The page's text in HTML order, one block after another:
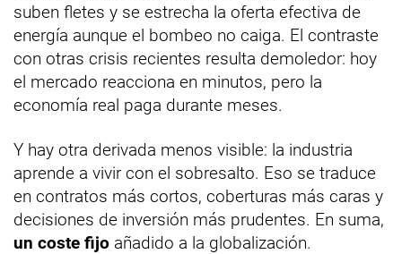
suben fletes y se estrecha la oferta efectiva de
energía aunque el bombeo no caiga. El contraste
con otras crisis recientes resulta demoledor: hoy
el mercado reacciona en minutos, pero la
economía real paga durante meses.
Y hay otra derivada menos visible: la industria
aprende a vivir con el sobresalto. Eso se traduce
en contratos más cortos, coberturas más caras y
decisiones de inversión más prudentes. En suma,
un coste fijo añadido a la globalización.